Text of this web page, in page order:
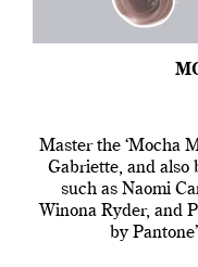
Master the ‘Mocha
Gabriette, and also
such as Naomi
Winona Ryder, and
by